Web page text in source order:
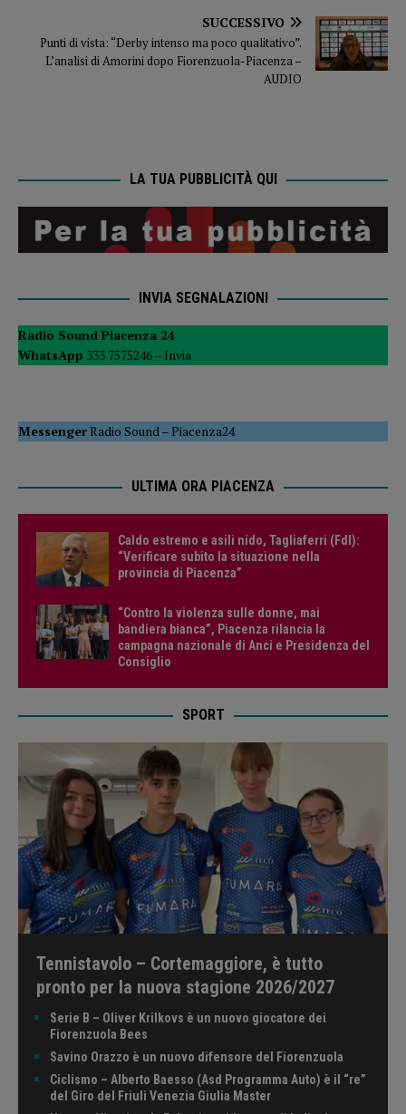
SUCCESSIVO
Punti di vista: “Derby intenso ma poco qualitativo”.
L’analisi di Amorini dopo Fiorenzuola-Piacenza –
AUDIO
LA TUA PUBBLICITÀ QUI
INVIA SEGNALAZIONI
Radio Sound Piacenza 24
WhatsApp 333 7575246 – Invia
MessengerRadio Sound –Piacenza24
ULTIMA ORA PIACENZA
Caldo estremo e asili nido, Tagliaferri (FdI):
“Verificare subito la situazione nella
provincia di Piacenza”
“Contro la violenza sulle donne, mai
bandiera bianca”, Piacenza rilancia la
campagna nazionale di Anci e Presidenza del
Consiglio
SPORT
Tennistavolo – Cortemaggiore, è tutto
pronto per la nuova stagione 2026/2027
Serie B – Oliver Krilkovs è un nuovo giocatore dei
Fiorenzuola Bees
Savino Orazzo è un nuovo difensore del Fiorenzuola
Ciclismo – Alberto Baesso (Asd Programma Auto) è il “re”
del Giro del Friuli Venezia Giulia Master